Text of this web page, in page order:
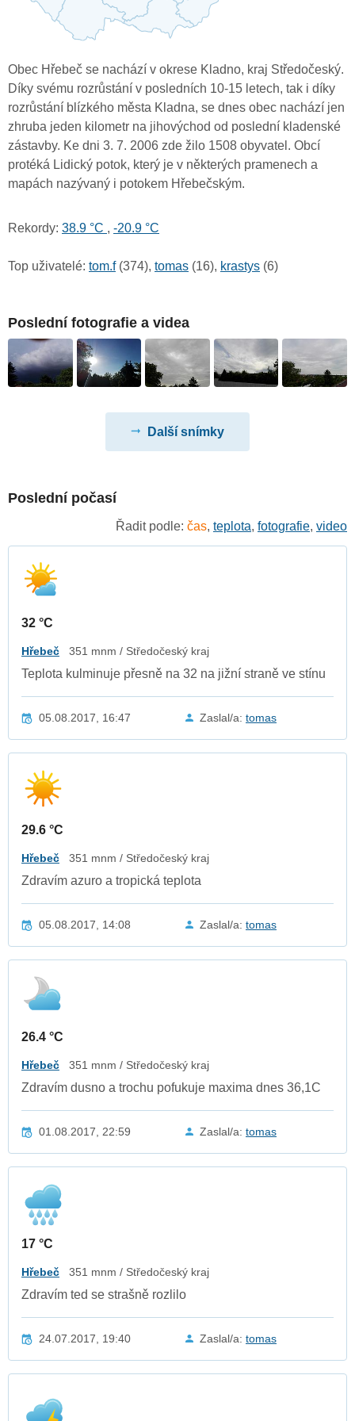
Obec Hřebeč se nachází v okrese Kladno, kraj Středočeský.
Díky svému rozrůstání v posledních 10-15 letech, tak i díky
rozrůstání blízkého města Kladna, se dnes obec nachází jen
zhruba jeden kilometr na jihovýchod od poslední kladenské
zástavby. Ke dni 3. 7. 2006 zde žilo 1508 obyvatel. Obcí
protéká Lidický potok, který je v některých pramenech a
mapách nazývaný i potokem Hřebečským.
Rekordy: 38.9 °C , -20.9 °C
Top uživatelé: tom.f(374), tomas (16), krastys (6)
Poslední fotografie a videa
Další snímky
Poslední počasí
Řadit podle: čas, teplota, fotografie, video
32 °C
Hřebeč 351 mnm / Středočeský kraj
Teplota kulminuje přesně na 32 na jižní straně ve stínu
05.08.2017, 16:47 Zaslal/a: tomas
29.6 °C
Hřebeč 351 mnm / Středočeský kraj
Zdravím azuro a tropická teplota
05.08.2017, 14:08 Zaslal/a: tomas
26.4 °C
Hřebeč 351 mnm / Středočeský kraj
Zdravím dusno a trochu pofukuje maxima dnes 36,1C
01.08.2017, 22:59 Zaslal/a: tomas
17 °C
Hřebeč 351 mnm / Středočeský kraj
Zdravím ted se strašně rozlilo
24.07.2017, 19:40 Zaslal/a: tomas